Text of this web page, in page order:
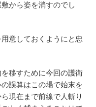
から姿を消すのでし
意しておくようにと忠
移すために今回の護衛
誤算はこの場で始末を
現在まで前線で人斬り